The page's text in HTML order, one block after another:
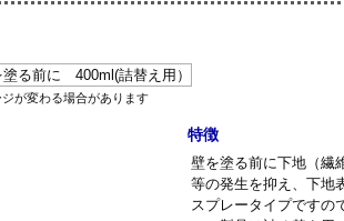
が変わる場合があります
特徴
壁を塗る前に下地（繊
等の発生を抑え、下地
スプレータイプですの